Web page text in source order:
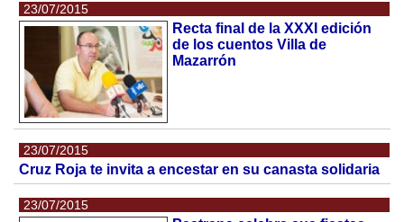
23/07/2015
Recta final de la XXXI edición
de los cuentos Villa de
Mazarrón
23/07/2015
Cruz Roja te invita a encestar en su canasta solidaria
23/07/2015